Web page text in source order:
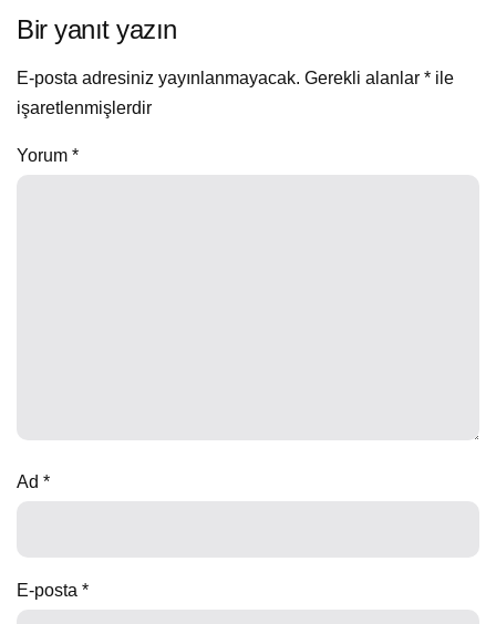
Bir yanıt yazın
E-posta adresiniz yayınlanmayacak. Gerekli alanlar * ile
işaretlenmişlerdir
Yorum *
Ad *
E-posta *